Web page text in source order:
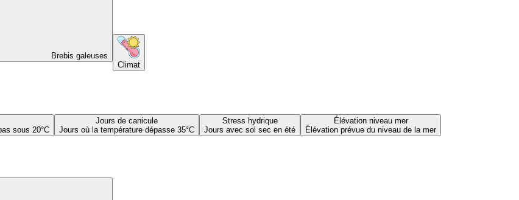
Brebis galeuses
Climat
sous 20°C
Jours de canicule
Jours où la température dépasse 35°C
Stress hydrique
Jours avec sol sec en été
Élévation niveau mer
Élévation prévue du niveau de la mer